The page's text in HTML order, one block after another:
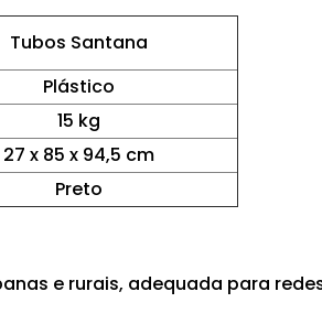
Tubos Santana
Plástico
15 kg
27 x 85 x 94,5 cm
Preto
e rurais, adequada para